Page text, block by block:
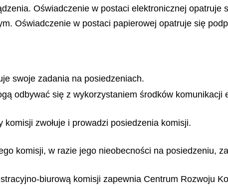
Oświadczenie w postaci elektronicznej
Oświadczenie w postaci papierowej opatruje się
swoje zadania na posiedzeniach.
odbywać się z wykorzystaniem środków
komisji zwołuje i prowadzi posiedzenia komisji.
komisji, w razie jego nieobecności na posiedzeniu,
biurową komisji zapewnia Centrum Rozwoju